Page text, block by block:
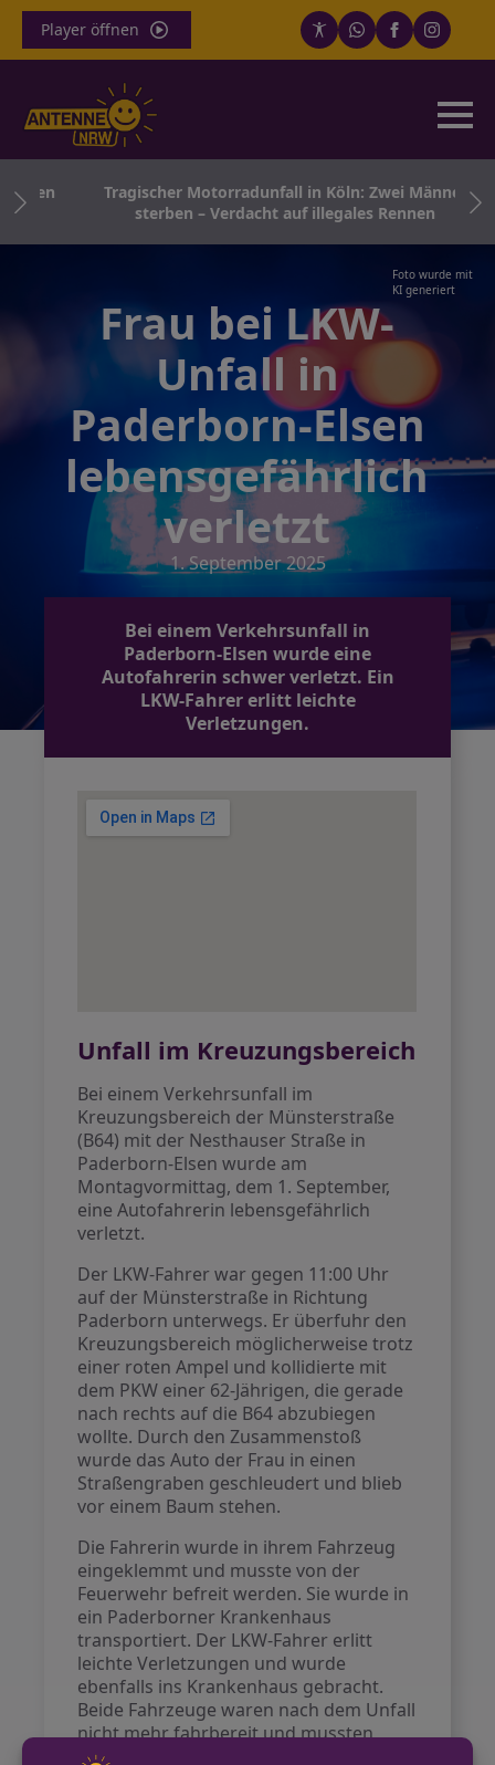
Player öffnen
Tragischer Motorradunfall in Köln: Zwei Männer
sterben – Verdacht auf illegales Rennen
Foto wurde mit
KI generiert
Frau bei LKW-
Unfall in
Paderborn-Elsen
lebensgefährlich
verletzt
1. September 2025
Bei einem Verkehrsunfall in
Paderborn-Elsen wurde eine
Autofahrerin schwer verletzt. Ein
LKW-Fahrer erlitt leichte
Verletzungen.
Unfall im Kreuzungsbereich
Bei einem Verkehrsunfall im
Kreuzungsbereich der Münsterstraße
(B64) mit der Nesthauser Straße in
Paderborn-Elsen wurde am
Montagvormittag, dem 1. September,
eine Autofahrerin lebensgefährlich
verletzt.
Der LKW-Fahrer war gegen 11:00 Uhr
auf der Münsterstraße in Richtung
Paderborn unterwegs. Er überfuhr den
Kreuzungsbereich möglicherweise trotz
einer roten Ampel und kollidierte mit
dem PKW einer 62-Jährigen, die gerade
nach rechts auf die B64 abzubiegen
wollte. Durch den Zusammenstoß
wurde das Auto der Frau in einen
Straßengraben geschleudert und blieb
vor einem Baum stehen.
Die Fahrerin wurde in ihrem Fahrzeug
eingeklemmt und musste von der
Feuerwehr befreit werden. Sie wurde in
ein Paderborner Krankenhaus
transportiert. Der LKW-Fahrer erlitt
leichte Verletzungen und wurde
ebenfalls ins Krankenhaus gebracht.
Beide Fahrzeuge waren nach dem Unfall
nicht mehr fahrbereit und mussten
abgeschleppt werden.